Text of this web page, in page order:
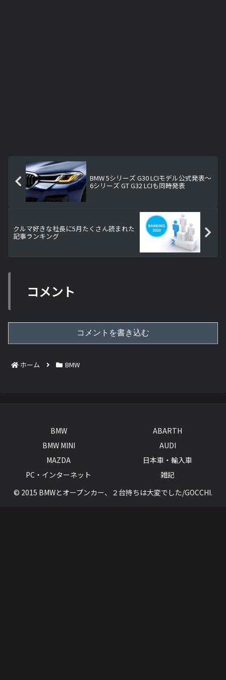
BMW 5シリーズ G30 LCIモデル公式発表～
6シリーズ GT G32 LCIも同時発表
クルマ好きな社長に5月たくさん読まれた
記事ランキング
コメント
コメントを書き込む
ホーム BMW
BMW
ABARTH
BMW MINI
AUDI
MAZDA
日本車・輸入車
PC・インターネット
雑記
© 2015 BMWとオープンカー、２台持ちは大変でした/GOCCHI.